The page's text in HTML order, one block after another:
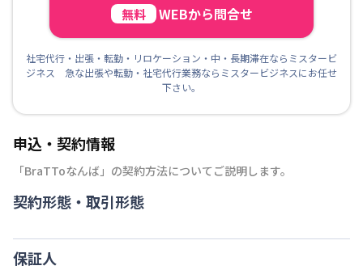
無料 WEBから問合せ
社宅代行・出張・転勤・リロケーション・中・長期滞在ならミスタービ
ジネス 急な出張や転勤・社宅代行業務ならミスタービジネスにお任せ
下さい。
申込・契約情報
「BraTToなんば 」の契約方法についてご説明します。
契約形態・取引形態
保証人